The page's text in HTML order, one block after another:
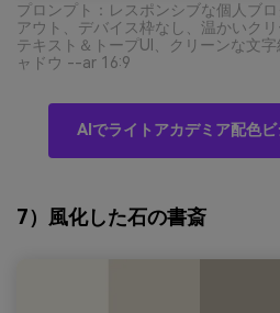
プロンプト：レスポンシブな個人ブ
アウト、デバイス枠なし、温かいク
テキスト＆トープUI、クリーンな文
ャドウ --ar 16:9
AIでライトアカデミア配色
7）風化した石の書斎